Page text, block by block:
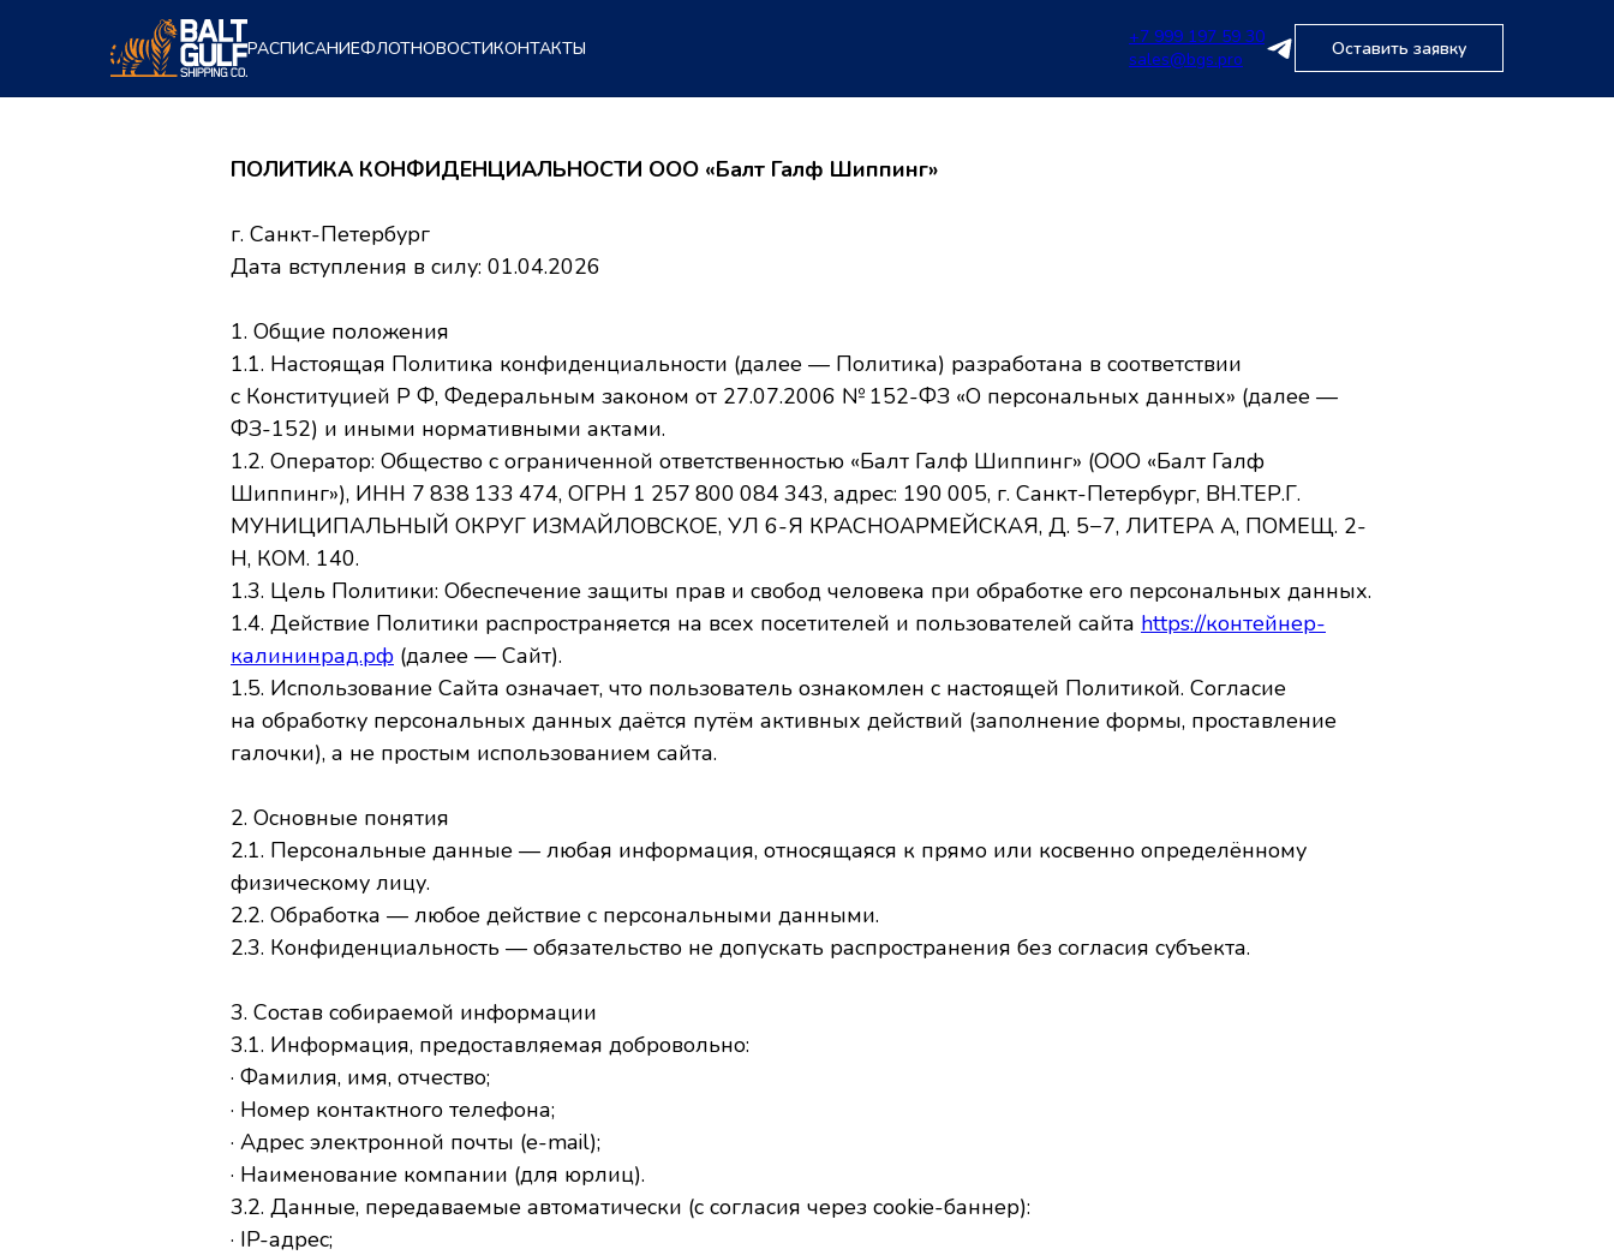
РАСПИСАНИЕФЛОТНОВОСТИКОНТАКТЫ
+7 999 197 59 30
sales@bgs.pro
Оставить заявку
ПОЛИТИКА КОНФИДЕНЦИАЛЬНОСТИ ООО «Балт Галф Шиппинг»
г. Санкт-Петербург
Дата вступления в силу: 01.04.2026
1. Общие положения
1.1. Настоящая Политика конфиденциальности (далее — Политика) разработана в соответствии
с Конституцией Р Ф, Федеральным законом от 27.07.2006 № 152-ФЗ «О персональных данных» (далее —
ФЗ-152) и иными нормативными актами.
1.2. Оператор: Общество с ограниченной ответственностью «Балт Галф Шиппинг» (ООО «Балт Галф
Шиппинг»), ИНН 7 838 133 474, ОГРН 1 257 800 084 343, адрес: 190 005, г. Санкт-Петербург, ВН.ТЕР.Г.
МУНИЦИПАЛЬНЫЙ ОКРУГ ИЗМАЙЛОВСКОЕ, УЛ 6-Я КРАСНОАРМЕЙСКАЯ, Д. 5−7, ЛИТЕРА А, ПОМЕЩ. 2-
Н, КОМ. 140.
1.3. Цель Политики: Обеспечение защиты прав и свобод человека при обработке его персональных данных.
1.4. Действие Политики распространяется на всех посетителей и пользователей сайта https://контейнер-
калининрад.рф (далее — Сайт).
1.5. Использование Сайта означает, что пользователь ознакомлен с настоящей Политикой. Согласие
на обработку персональных данных даётся путём активных действий (заполнение формы, проставление
галочки), а не простым использованием сайта.
2. Основные понятия
2.1. Персональные данные — любая информация, относящаяся к прямо или косвенно определённому
физическому лицу.
2.2. Обработка — любое действие с персональными данными.
2.3. Конфиденциальность — обязательство не допускать распространения без согласия субъекта.
3. Состав собираемой информации
3.1. Информация, предоставляемая добровольно:
· Фамилия, имя, отчество;
· Номер контактного телефона;
· Адрес электронной почты (e-mail);
· Наименование компании (для юрлиц).
3.2. Данные, передаваемые автоматически (с согласия через cookie-баннер):
· IP-адрес;